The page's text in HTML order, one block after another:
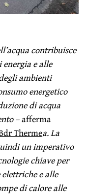
contribuisce
e alle
ambienti
energetico
di acqua
–afferma
Thermea. La
un imperativo
chiave per
e alle
di calore alle